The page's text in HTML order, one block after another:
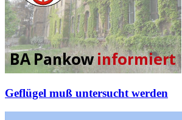
Geflügel muß untersucht werden